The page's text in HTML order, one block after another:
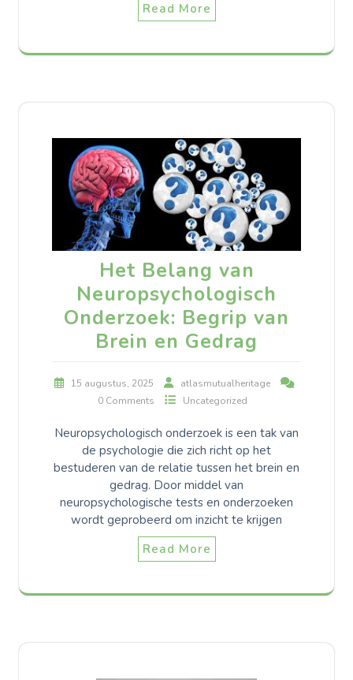
Read More
Het Belang van
Neuropsychologisch
Onderzoek: Begrip van
Brein en Gedrag
15 augustus, 2025
atlasmutualheritage
0 Comments
Uncategorized
Neuropsychologisch onderzoek is een tak van
de psychologie die zich richt op het
bestuderen van de relatie tussen het brein en
gedrag. Door middel van
neuropsychologische tests en onderzoeken
wordt geprobeerd om inzicht te krijgen
Read More